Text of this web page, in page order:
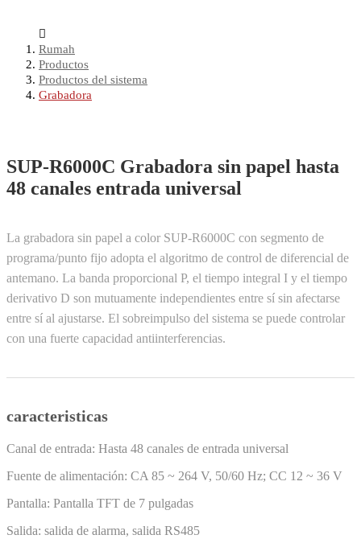
Rumah
Productos
Productos del sistema
Grabadora
SUP-R6000C Grabadora sin papel hasta
48 canales entrada universal
La grabadora sin papel a color SUP-R6000C con segmento de
programa/punto fijo adopta el algoritmo de control de diferencial de
antemano. La banda proporcional P, el tiempo integral I y el tiempo
derivativo D son mutuamente independientes entre sí sin afectarse
entre sí al ajustarse. El sobreimpulso del sistema se puede controlar
con una fuerte capacidad antiinterferencias.
caracteristicas
Canal de entrada: Hasta 48 canales de entrada universal
Fuente de alimentación: CA 85 ~ 264 V, 50/60 Hz; CC 12 ~ 36 V
Pantalla: Pantalla TFT de 7 pulgadas
Salida: salida de alarma, salida RS485